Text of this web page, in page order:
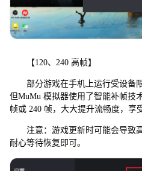
【120、240 高帧】
部分游戏在手机上运行受设备限
但MuMu 模拟器使用了智能补帧技
帧或 240 帧，大大提升流畅度，享
注意：游戏更新时可能会导致高
耐心等待恢复即可。